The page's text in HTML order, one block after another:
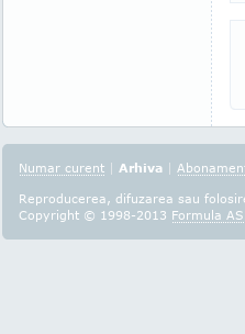
Numar curent | Arhiva |
Reproducerea, difuzarea sau
Copyright © 1998-2013 Formula AS